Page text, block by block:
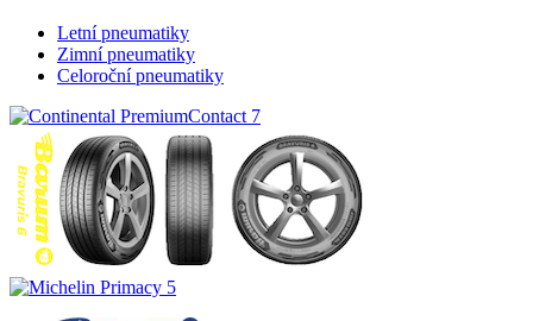
Letní pneumatiky
Zimní pneumatiky
Celoroční pneumatiky